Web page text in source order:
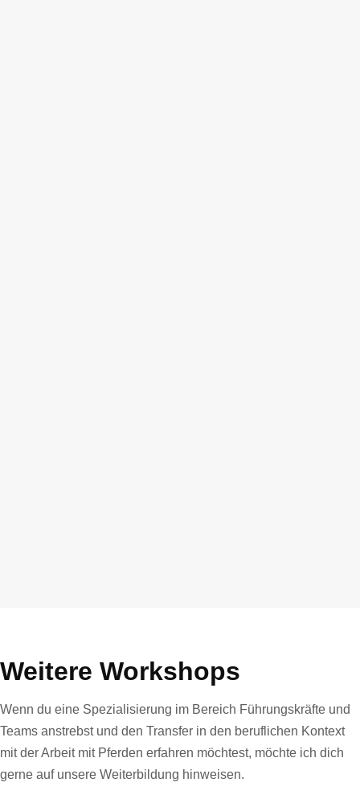
Weitere Workshops
Wenn du eine Spezialisierung im Bereich Führungskräfte und
Teams anstrebst und den Transfer in den beruflichen Kontext
mit der Arbeit mit Pferden erfahren möchtest, möchte ich dich
gerne auf unsere Weiterbildung hinweisen.